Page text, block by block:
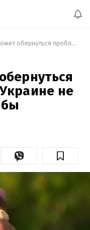
Поход в лес может обернуться проблемами: где в Украине не стоит собирать грибы
не